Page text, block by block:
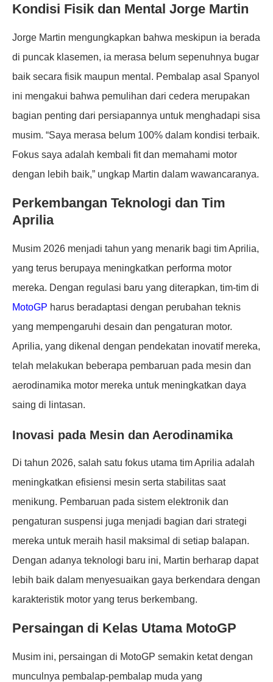
Kondisi Fisik dan Mental Jorge Martin
Jorge Martin mengungkapkan bahwa meskipun ia berada
di puncak klasemen, ia merasa belum sepenuhnya bugar
baik secara fisik maupun mental. Pembalap asal Spanyol
ini mengakui bahwa pemulihan dari cedera merupakan
bagian penting dari persiapannya untuk menghadapi sisa
musim. “Saya merasa belum 100% dalam kondisi terbaik.
Fokus saya adalah kembali fit dan memahami motor
dengan lebih baik,” ungkap Martin dalam wawancaranya.
Perkembangan Teknologi dan Tim
Aprilia
Musim 2026 menjadi tahun yang menarik bagi tim Aprilia,
yang terus berupaya meningkatkan performa motor
mereka. Dengan regulasi baru yang diterapkan, tim-tim di
MotoGP harus beradaptasi dengan perubahan teknis
yang mempengaruhi desain dan pengaturan motor.
Aprilia, yang dikenal dengan pendekatan inovatif mereka,
telah melakukan beberapa pembaruan pada mesin dan
aerodinamika motor mereka untuk meningkatkan daya
saing di lintasan.
Inovasi pada Mesin dan Aerodinamika
Di tahun 2026, salah satu fokus utama tim Aprilia adalah
meningkatkan efisiensi mesin serta stabilitas saat
menikung. Pembaruan pada sistem elektronik dan
pengaturan suspensi juga menjadi bagian dari strategi
mereka untuk meraih hasil maksimal di setiap balapan.
Dengan adanya teknologi baru ini, Martin berharap dapat
lebih baik dalam menyesuaikan gaya berkendara dengan
karakteristik motor yang terus berkembang.
Persaingan di Kelas Utama MotoGP
Musim ini, persaingan di MotoGP semakin ketat dengan
munculnya pembalap-pembalap muda yang